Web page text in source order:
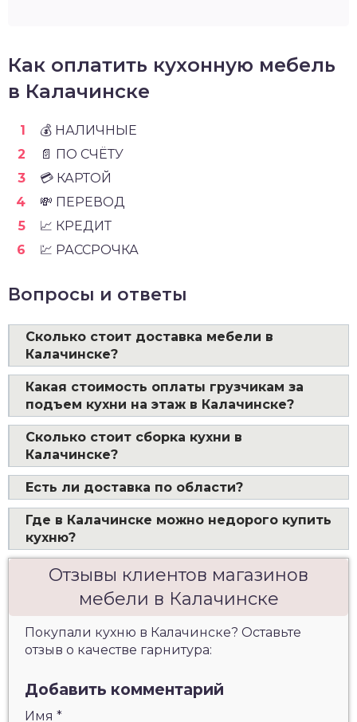
Как оплатить кухонную мебель
в Калачинске
💰 НАЛИЧНЫЕ
📄 ПО СЧЁТУ
💳 КАРТОЙ
💸 ПЕРЕВОД
📈 КРЕДИТ
💹 РАССРОЧКА
Вопросы и ответы
Сколько стоит доставка мебели в
Калачинске?
Какая стоимость оплаты грузчикам за
подъем кухни на этаж в Калачинске?
Сколько стоит сборка кухни в
Калачинске?
Есть ли доставка по области?
Где в Калачинске можно недорого купить
кухню?
Отзывы клиентов магазинов
мебели в Калачинске
Покупали кухню в Калачинске? Оставьте
отзыв о качестве гарнитура:
Добавить комментарий
Имя *